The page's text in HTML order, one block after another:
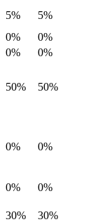
5%
5%
0%
0%
0%
0%
50% 50%
0% 0%
0%
0%
30% 30%